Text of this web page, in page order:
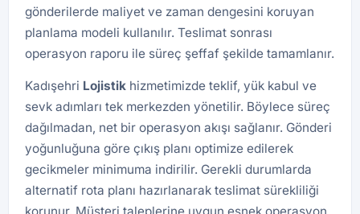
gönderilerde maliyet ve zaman dengesini koruyan
planlama modeli kullanılır. Teslimat sonrası
operasyon raporu ile süreç şeffaf şekilde tamamlanır.
Kadışehri Lojistik hizmetimizde teklif, yük kabul ve
sevk adımları tek merkezden yönetilir. Böylece süreç
dağılmadan, net bir operasyon akışı sağlanır. Gönderi
yoğunluğuna göre çıkış planı optimize edilerek
gecikmeler minimuma indirilir. Gerekli durumlarda
alternatif rota planı hazırlanarak teslimat sürekliliği